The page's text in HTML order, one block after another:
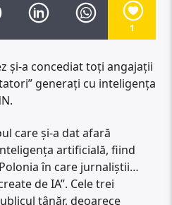
1
și-a concediat toți angajații
generați cu inteligența
care și-a dat afară
artificială, fiind
în care jurnaliştii…
de IA”. Cele trei
tânăr, deoarece